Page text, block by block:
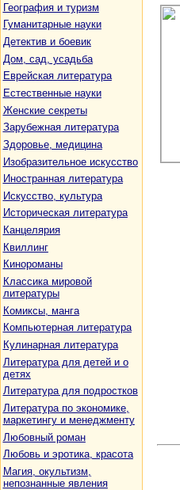
География и туризм
Гуманитарные науки
Детектив и боевик
Дом, сад, усадьба
Еврейская литература
Естественные науки
Женские секреты
Зарубежная литература
Здоровье, медицина
Изобразительное искусство
Иностранная литература
Искусство, культура
Историческая литература
Канцелярия
Квиллинг
Кинороманы
Классика мировой
литературы
Комиксы, манга
Компьютерная литература
Кулинарная литература
Литература для детей и о
детях
Литература для подростков
Литература по экономике,
маркетингу и менеджменту
Любовный роман
Любовь и эротика, красота
Магия, окультизм,
непознанные явления